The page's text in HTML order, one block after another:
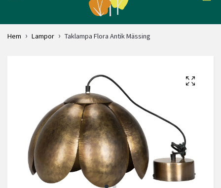
Hem Lampor Taklampa Flora Antik Mässing